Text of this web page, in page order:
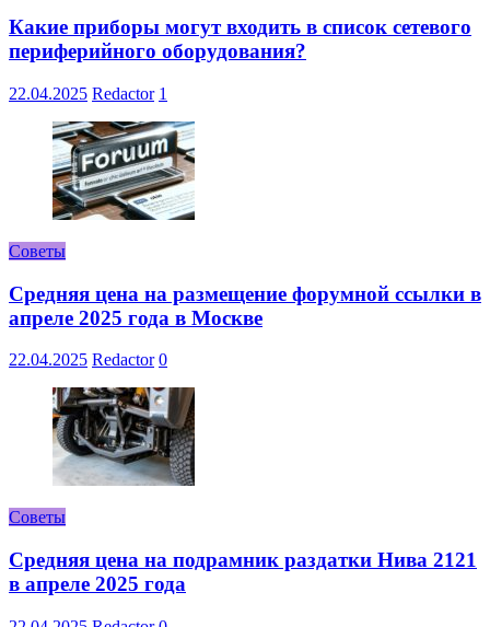
Какие приборы могут входить в список сетевого
периферийного оборудования?
22.04.2025 Redactor 1
Советы
Средняя цена на размещение форумной ссылки в
апреле 2025 года в Москве
22.04.2025 Redactor 0
Советы
Средняя цена на подрамник раздатки Нива 2121
в апреле 2025 года